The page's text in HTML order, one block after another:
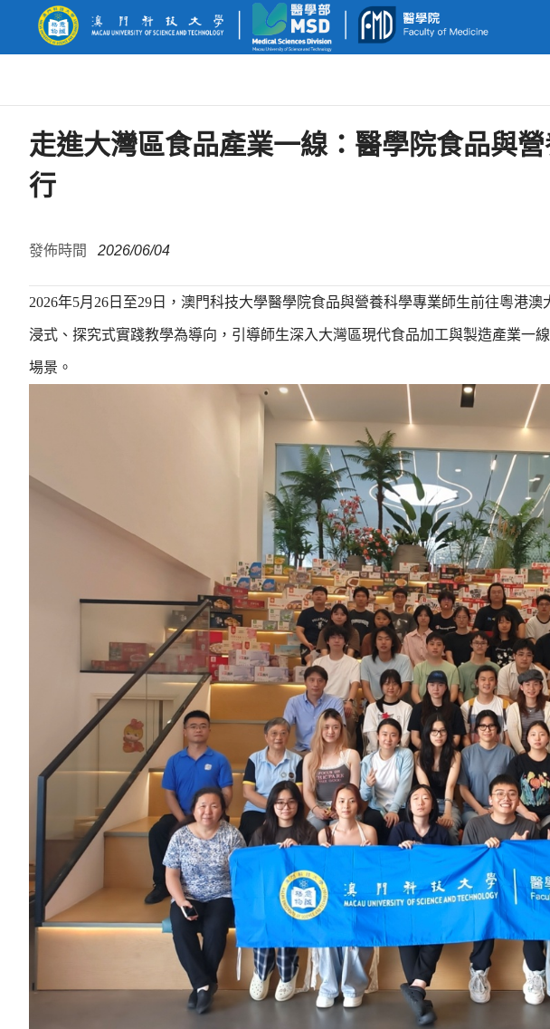
走進大灣區食品產業一線：醫學院食品與
行
發佈時間 2026/06/04
2026年5月26日至29日，澳門科技大學醫學院食品與營養科學專業師生前往粵港
浸式、探究式實踐教學為導向，引導師生深入大灣區現代食品加工與製造產業一
場景。